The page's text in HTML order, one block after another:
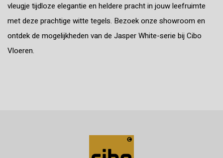
vleugje tijdloze elegantie en heldere pracht in jouw leefruimte
met deze prachtige witte tegels. Bezoek onze showroom en
ontdek de mogelijkheden van de Jasper White-serie bij Cibo
Vloeren.